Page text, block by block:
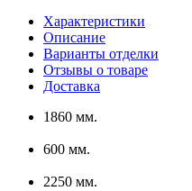
Характеристики
Описание
Варианты отделки
Отзывы о товаре
Доставка
1860 мм.
600 мм.
2250 мм.